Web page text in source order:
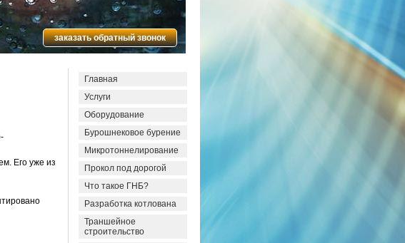
заказать обратный звонок
Его уже из
Главная
Услуги
Оборудование
Бурошнековое бурение
Микротоннелирование
Прокол под дорогой
Что такое ГНБ?
Разработка котлована
Траншейное
строительство